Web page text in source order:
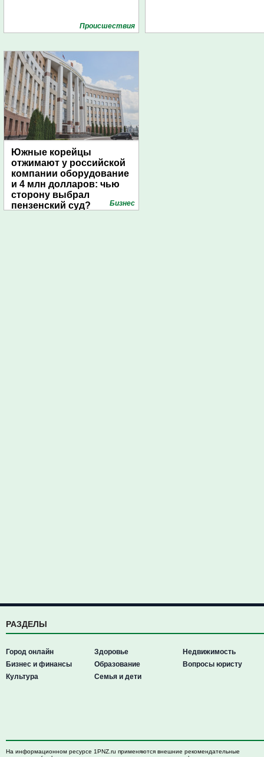
Проиcшествия
Южные корейцы
отжимают у российской
компании оборудование
и 4 млн долларов: чью
сторону выбрал
пензенский суд?
Бизнес
РАЗДЕЛЫ
Город онлайн
Бизнес и финансы
Культура
Здоровье
Образование
Семья и дети
Недвижимость
Вопросы юристу
На информационном ресурсе 1PNZ.ru применяются внешние рекомендательные